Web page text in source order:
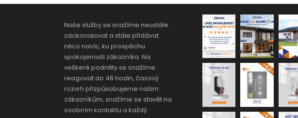
Naše služby se snažíme neustále
zdokonalovat a stále přidávat
něco navíc, ku prospěchu
spokojenosti zákazníka. Na
veškeré podněty se snažíme
reagovat do 48 hodin, časový
rozvrh přizpůsobujeme našim
zákazníkům, snažíme se stavět na
osobním kontaktu a každý